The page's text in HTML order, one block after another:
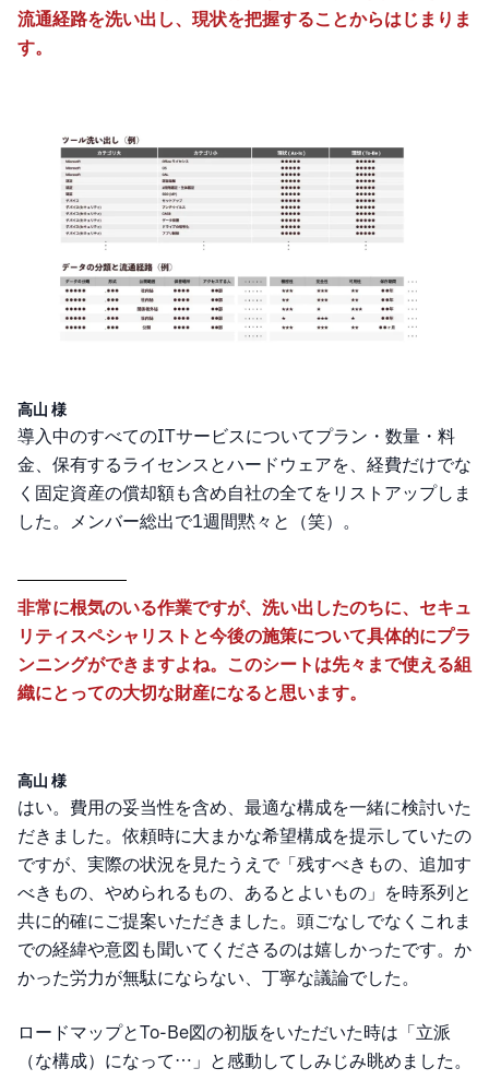
流通経路を洗い出し、現状を把握することからはじまりま
す。
高山 様
導入中のすべてのITサービスについてプラン・数量・料
金、保有するライセンスとハードウェアを、経費だけでな
く固定資産の償却額も含め自社の全てをリストアップしま
した。メンバー総出で1週間黙々と（笑）。
非常に根気のいる作業ですが、洗い出したのちに、セキュ
リティスペシャリストと今後の施策について具体的にプラ
ンニングができますよね。このシートは先々まで使える組
織にとっての大切な財産になると思います。
高山 様
はい。費用の妥当性を含め、最適な構成を一緒に検討いた
だきました。依頼時に大まかな希望構成を提示していたの
ですが、実際の状況を見たうえで「残すべきもの、追加す
べきもの、やめられるもの、あるとよいもの」を時系列と
共に的確にご提案いただきました。頭ごなしでなくこれま
での経緯や意図も聞いてくださるのは嬉しかったです。か
かった労力が無駄にならない、丁寧な議論でした。
ロードマップとTo-Be図の初版をいただいた時は「立派
（な構成）になって…」と感動してしみじみ眺めました。